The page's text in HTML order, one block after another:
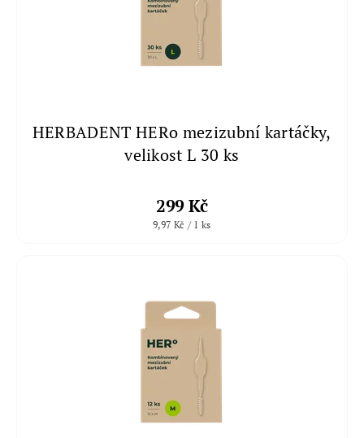
HERBADENT HERo mezizubní kartáčky,
velikost L 30 ks
299 Kč
9,97 Kč / 1 ks